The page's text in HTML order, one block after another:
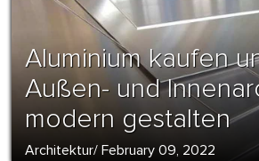
Aluminium kaufen
Außen- und
modern gestalten
Architektur/ February 09, 2022